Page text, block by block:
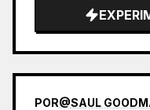
POR@SAUL